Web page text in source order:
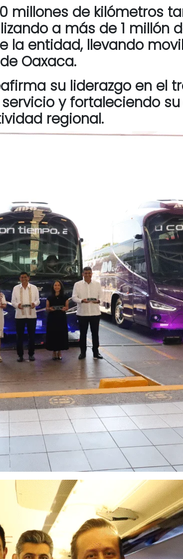
millones de kilómetros
a más de 1 millón
la entidad, llevando
Oaxaca.
su liderazgo en el
y fortaleciendo
regional.